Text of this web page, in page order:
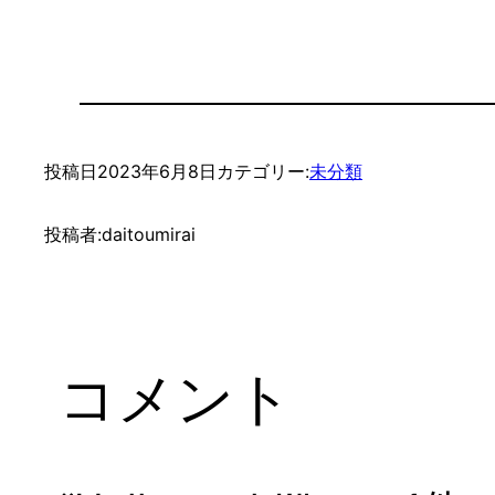
投稿日2023年6月8日 カテゴリー:未分類
投稿者:daitoumirai
コメント